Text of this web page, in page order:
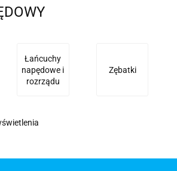
Łańcuchy
napędowe i
rozrządu
Zębatki